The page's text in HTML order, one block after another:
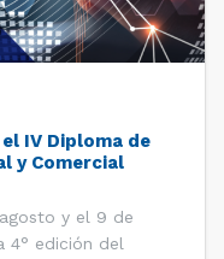
IV Diploma de
y Comercial
y el 9 de
4° edición del